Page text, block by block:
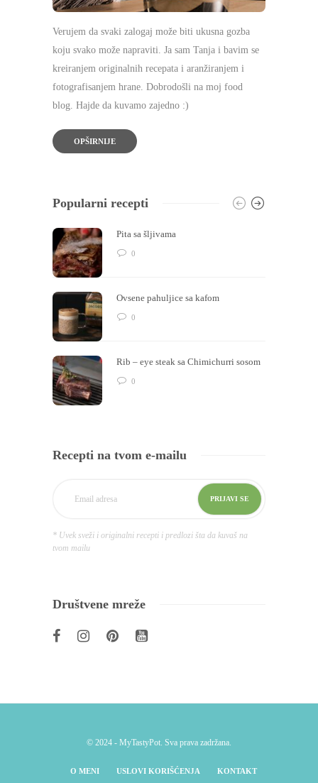
Verujem da svaki zalogaj može biti ukusna gozba
koju svako može napraviti. Ja sam Tanja i bavim se
kreiranjem originalnih recepata i aranžiranjem i
fotografisanjem hrane. Dobrodošli na moj food
blog. Hajde da kuvamo zajedno :)
OPŠIRNIJE
Popularni recepti
Pita sa šljivama
0
Ovsene pahuljice sa kafom
0
Rib – eye steak sa Chimichurri sosom
0
Recepti na tvom e-mailu
* Uvek sveži i originalni recepti i predlozi šta da kuvaš na
tvom mailu
Društvene mreže
© 2024 - MyTastyPot. Sva prava zadržana.
O MENI USLOVI KORIŠĆENJA KONTAKT